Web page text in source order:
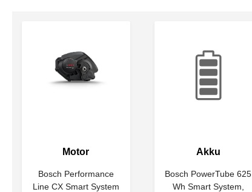
Motor
Bosch Performance
Line CX Smart System
Akku
Bosch PowerTube 625
Wh Smart System,